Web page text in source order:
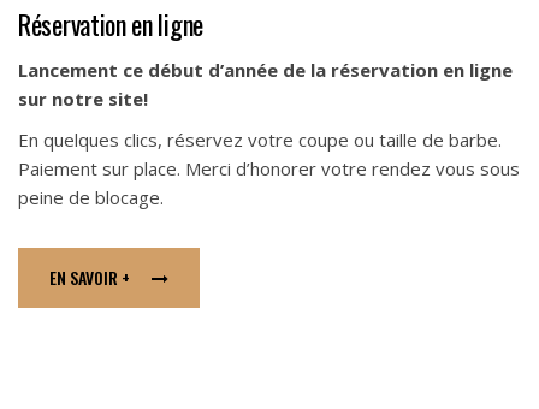
Réservation en ligne
Lancement ce début d’année de la réservation en ligne
sur notre site!
En quelques clics, réservez votre coupe ou taille de barbe.
Paiement sur place. Merci d’honorer votre rendez vous sous
peine de blocage.
EN SAVOIR +